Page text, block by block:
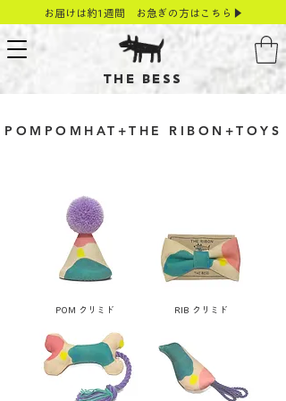
お届けは約1週間 お急ぎの方はこちら▶
THE BESS
POMPOMHAT+THE RIBON+TOYS
POM クリミド RIB クリミド